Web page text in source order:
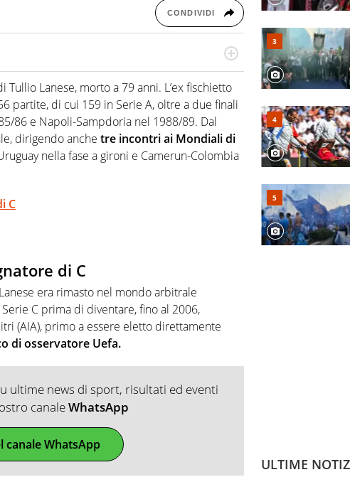
CONDIVIDI
manifestazioni sportive e collaborato con
conoscenza e memoria storica. Si occupa
Lanese, morto a 79 anni. L’ex fischietto
partite, di cui 159 in Serie A, oltre a due finali
86 e Napoli-Sampdoria nel 1988/89. Dal
dirigendo anche tre incontri ai Mondiali di
nella fase a gironi e Camerun-Colombia
C
di C
era rimasto nel mondo arbitrale
C prima di diventare, fino al 2006,
(AIA), primo a essere eletto direttamente
di osservatore Uefa.
ultime news di sport, risultati ed eventi
canaleWhatsApp
canale WhatsApp
ULTIME